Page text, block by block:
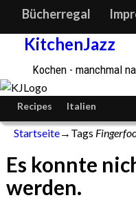
Bücherregal
KitchenJazz
Kochen - manchmal
Recipes Italien
Startseite→Tags
Es konnte
werden.